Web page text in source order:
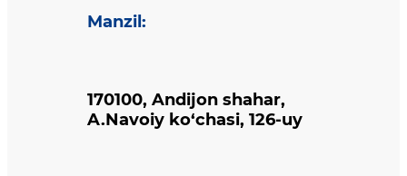
Manzil :
170100, Andijon shahar,
A.Navoiy ko‘chasi, 126-uy